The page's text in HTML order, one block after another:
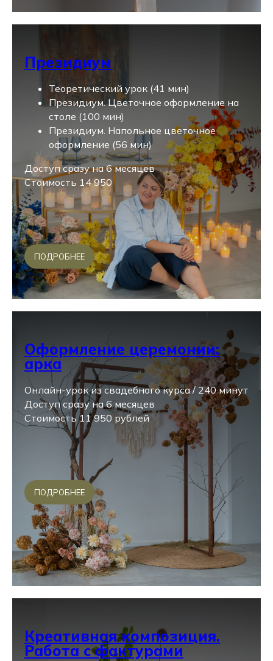
Президиум
Теоретический урок (41 мин)
Президиум. Цветочное оформление на
столе (100 мин)
Президиум. Напольное цветочное
оформление (56 мин)
Доступ сразу на 6 месяцев
Стоимость 14 950
ПОДРОБНЕЕ
Оформление церемонии:
арка
Онлайн-урок из свадебного курса / 240 минут
Доступ сразу на 6 месяцев
Стоимость 11 950 рублей
ПОДРОБНЕЕ
Креативная композиция.
Работа с фактурами